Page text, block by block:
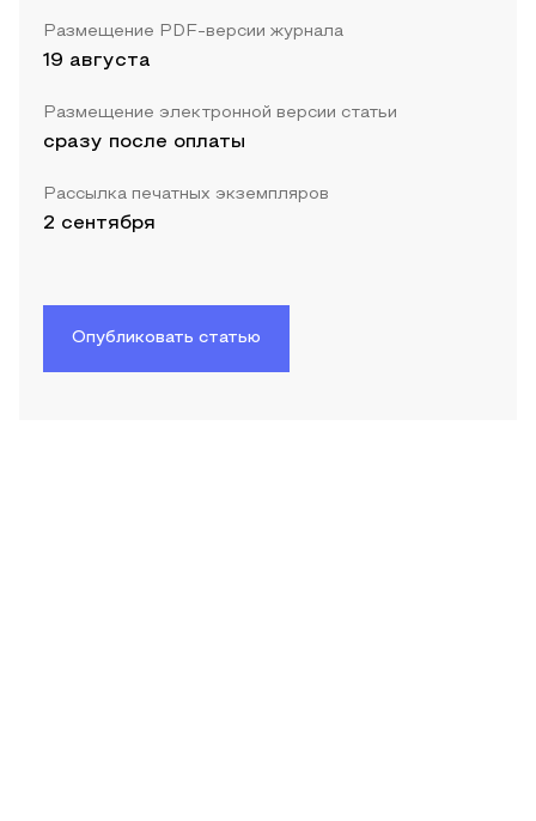
Размещение PDF-версии журнала
19 августа
Размещение электронной версии статьи
сразу после оплаты
Рассылка печатных экземпляров
2 сентября
Опубликовать статью